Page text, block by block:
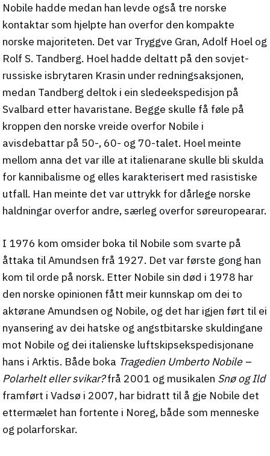
Nobile hadde medan han levde også tre norske
kontaktar som hjelpte han overfor den kompakte
norske majoriteten. Det var Tryggve Gran, Adolf Hoel og
Rolf S. Tandberg. Hoel hadde deltatt på den sovjet-
russiske isbrytaren Krasin under redningsaksjonen,
medan Tandberg deltok i ein sledeekspedisjon på
Svalbard etter havaristane. Begge skulle få føle på
kroppen den norske vreide overfor Nobile i
avisdebattar på 50-, 60- og 70-talet. Hoel meinte
mellom anna det var ille at italienarane skulle bli skulda
for kannibalisme og elles karakterisert med rasistiske
utfall. Han meinte det var uttrykk for dårlege norske
haldningar overfor andre, særleg overfor søreuropearar.
I 1976 kom omsider boka til Nobile som svarte på
åttaka til Amundsen frå 1927. Det var første gong han
kom til orde på norsk. Etter Nobile sin død i 1978 har
den norske opinionen fått meir kunnskap om dei to
aktørane Amundsen og Nobile, og det har igjen ført til ei
nyansering av dei hatske og angstbitarske skuldingane
mot Nobile og dei italienske luftskipsekspedisjonane
hans i Arktis. Både boka Tragedien Umberto Nobile –
Polarhelt eller svikar?frå 2001 og musikalen Snø og Ild
framført i Vadsø i 2007, har bidratt til å gje Nobile det
ettermælet han fortente i Noreg, både som menneske
og polarforskar.